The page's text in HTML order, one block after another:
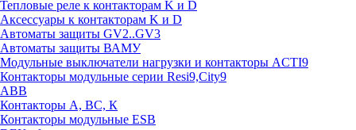
Тепловые реле к контакторам K и D
Аксессуары к контакторам K и D
Автоматы защиты GV2..GV3
Автоматы защиты ВАМУ
Модульные выключатели нагрузки и контакторы ACTI9
Контакторы модульные серии Resi9,City9
ABB
Контакторы А, ВС, К
Контакторы модульные ESB